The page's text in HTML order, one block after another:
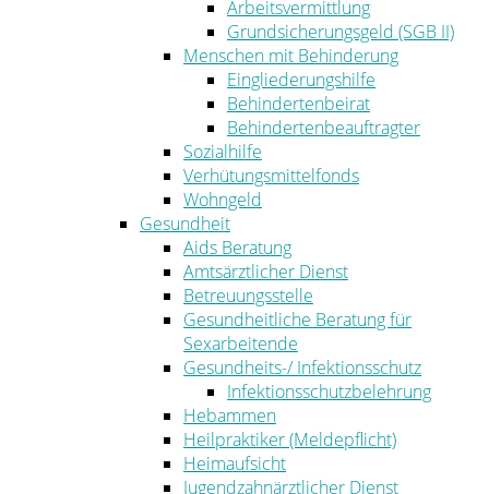
Arbeitsvermittlung
Grundsicherungsgeld (SGB II)
Menschen mit Behinderung
Eingliederungshilfe
Behindertenbeirat
Behindertenbeauftragter
Sozialhilfe
Verhütungsmittelfonds
Wohngeld
Gesundheit
Aids Beratung
Amtsärztlicher Dienst
Betreuungsstelle
Gesundheitliche Beratung für
Sexarbeitende
Gesundheits-/ Infektionsschutz
Infektionsschutzbelehrung
Hebammen
Heilpraktiker (Meldepflicht)
Heimaufsicht
Jugendzahnärztlicher Dienst